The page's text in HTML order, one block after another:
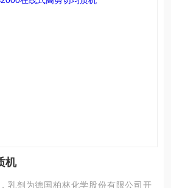
机
乳剂为德国柏林化学股份有限公司开